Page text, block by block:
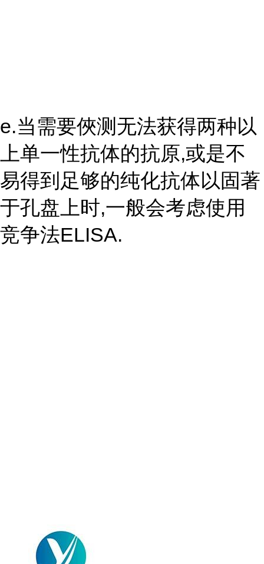
e.当需要俠测无法获得两种以
上单一性抗体的抗原,或是不
易得到足够的纯化抗体以固著
于孔盘上时,一般会考虑使用
竞争法ELISA.